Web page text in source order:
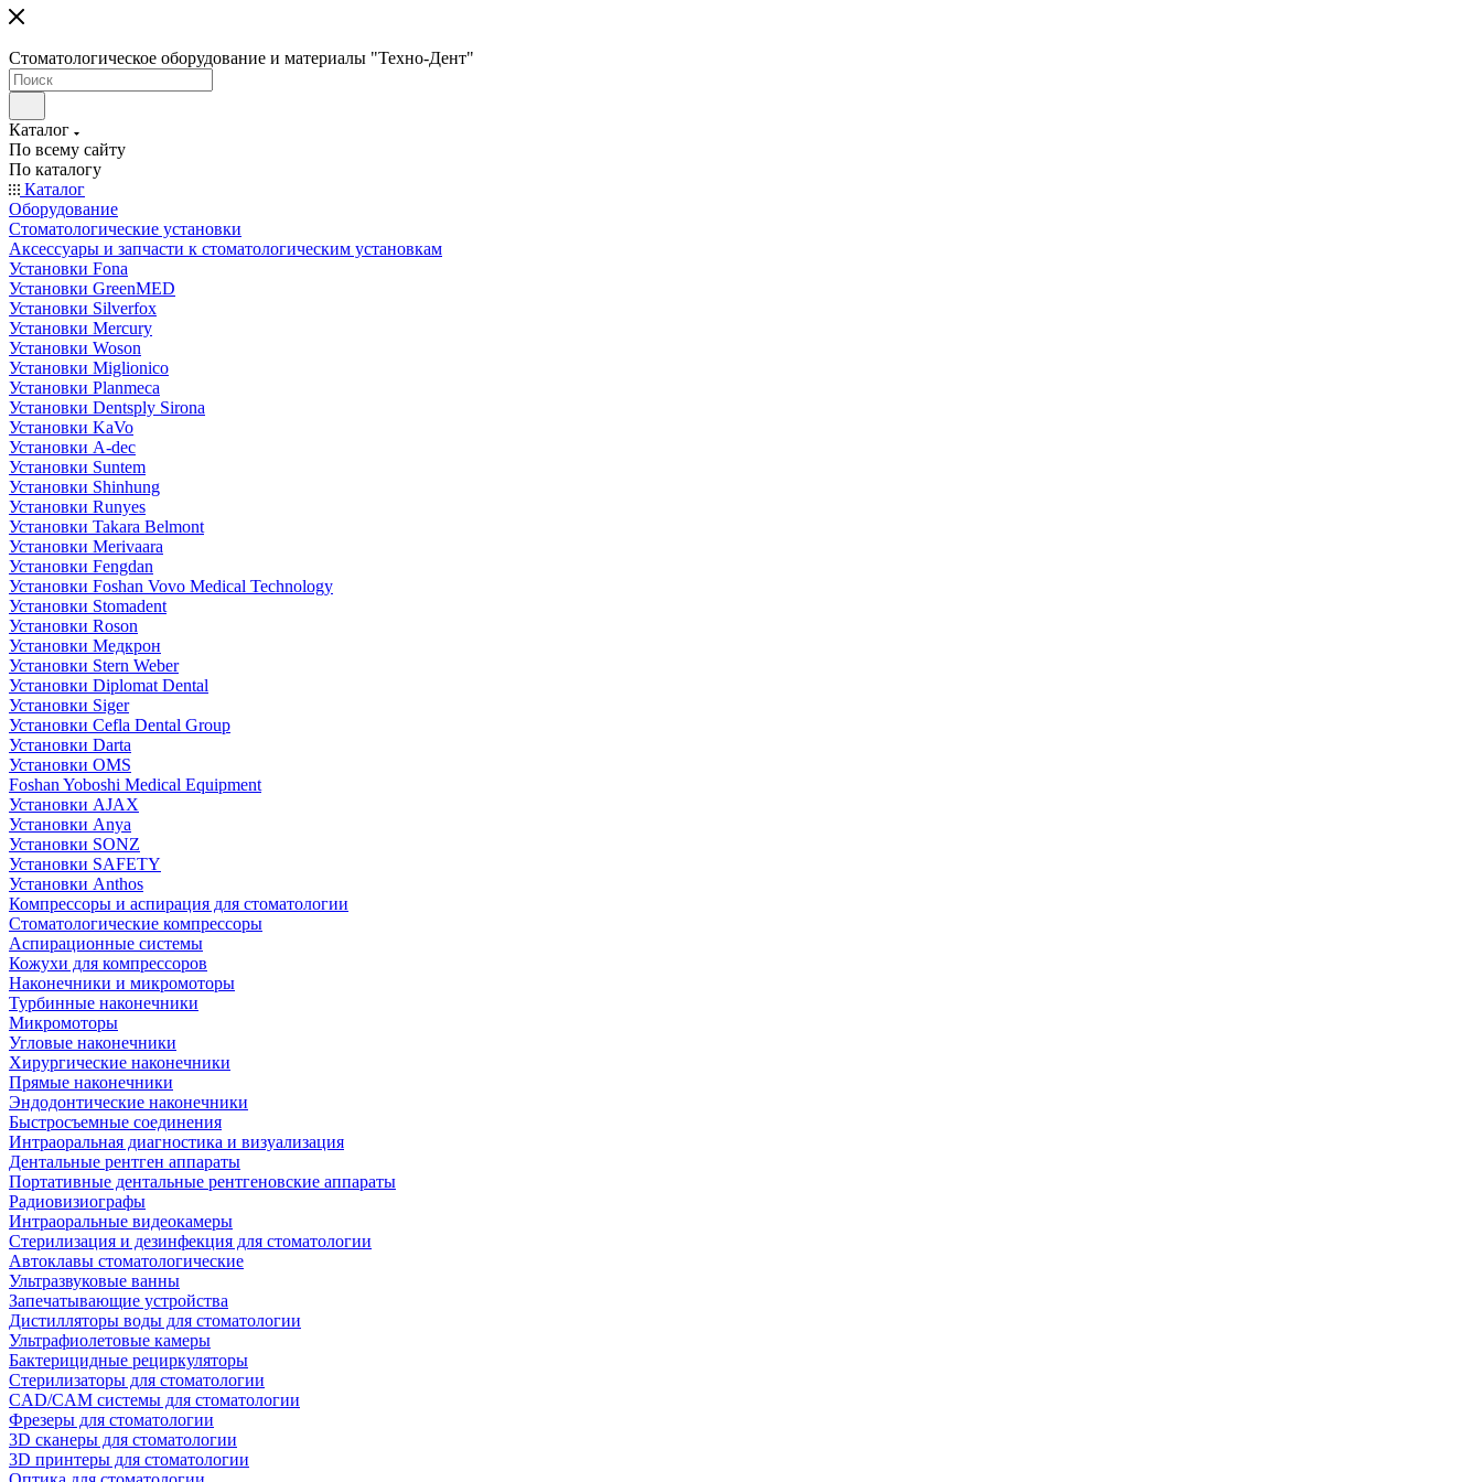
Стоматологическое оборудование и материалы "Техно-Дент"
Каталог
По всему сайту
По каталогу
Каталог
Оборудование
Стоматологические установки
Аксессуары и запчасти к стоматологическим установкам
Установки Fona
Установки GreenMED
Установки Silverfox
Установки Mercury
Установки Woson
Установки Miglionico
Установки Planmeca
Установки Dentsply Sirona
Установки KaVo
Установки A-dec
Установки Suntem
Установки Shinhung
Установки Runyes
Установки Takara Belmont
Установки Merivaara
Установки Fengdan
Установки Foshan Vovo Medical Technology
Установки Stomadent
Установки Roson
Установки Медкрон
Установки Stern Weber
Установки Diplomat Dental
Установки Siger
Установки Cefla Dental Group
Установки Darta
Установки OMS
Foshan Yoboshi Medical Equipment
Установки AJAX
Установки Anya
Установки SONZ
Установки SAFETY
Установки Anthos
Компрессоры и аспирация для стоматологии
Стоматологические компрессоры
Аспирационные системы
Кожухи для компрессоров
Наконечники и микромоторы
Турбинные наконечники
Микромоторы
Угловые наконечники
Хирургические наконечники
Прямые наконечники
Эндодонтические наконечники
Быстросъемные соединения
Интраоральная диагностика и визуализация
Дентальные рентген аппараты
Портативные дентальные рентгеновские аппараты
Радиовизиографы
Интраоральные видеокамеры
Стерилизация и дезинфекция для стоматологии
Автоклавы стоматологические
Ультразвуковые ванны
Запечатывающие устройства
Дистилляторы воды для стоматологии
Ультрафиолетовые камеры
Бактерицидные рециркуляторы
Стерилизаторы для стоматологии
CAD/CAM системы для стоматологии
Фрезеры для стоматологии
3D cканеры для стоматологии
3D принтеры для стоматологии